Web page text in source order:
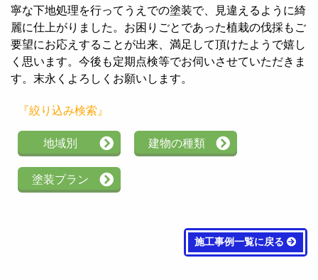
寧な下地処理を行ってうえでの塗装で、見違えるように綺
麗に仕上がりました。お困りごとであった植栽の伐採もご
要望にお応えすることが出来、満足して頂けたようで嬉し
く思います。今後も定期点検等でお伺いさせていただきま
す。末永くよろしくお願いします。
『絞り込み検索』
地域別 建物の種類
塗装プラン
施工事例一覧に戻る